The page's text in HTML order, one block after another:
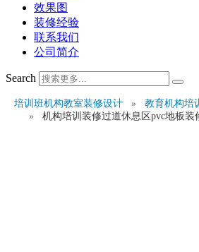
效果图
装修经验
联系我们
公司简介
Search
培训班机构教室装修设计 »
教育机构培
»
机构培训装修过道休息区pvc地板装